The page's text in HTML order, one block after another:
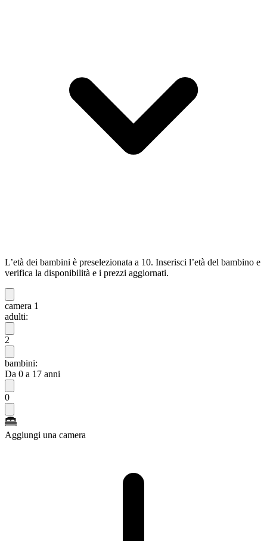
L’età dei bambini è preselezionata a 10. Inserisci l’età del bambino e
verifica la disponibilità e i prezzi aggiornati.
camera 1
adulti:
2
bambini:
Da 0 a 17 anni
0
Aggiungi una camera